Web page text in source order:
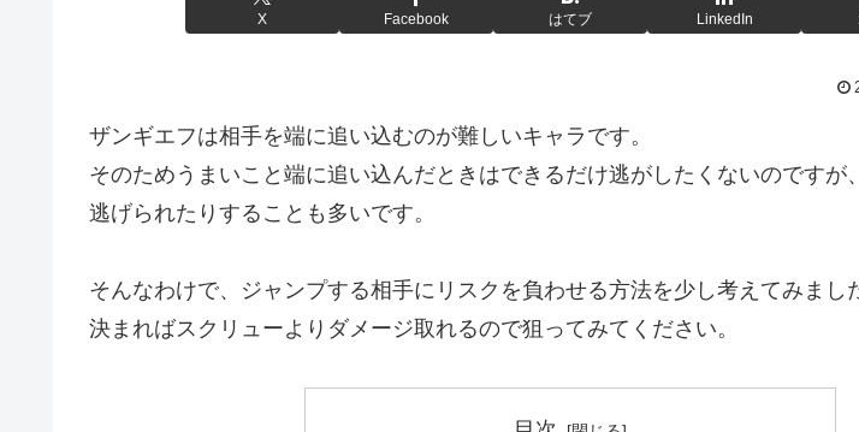
X Facebook はてブ LinkedIn
ザンギエフは相手を端に追い込むのが難しいキャラです。
そのためうまいこと端に追い込んだときはできるだけ逃がしたくないのですが
逃げられたりすることも多いです。
そんなわけで、ジャンプする相手にリスクを負わせる方法を少し考えてみまし
決まればスクリューよりダメージ取れるので狙ってみてください。